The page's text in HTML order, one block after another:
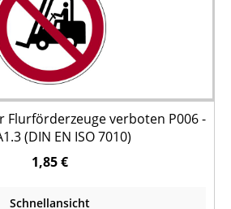
Flurförderzeuge verboten P006 -
(DIN EN ISO 7010)
1,85 €
Schnellansicht